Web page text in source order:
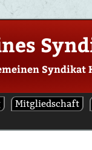
Mitgliedschaft